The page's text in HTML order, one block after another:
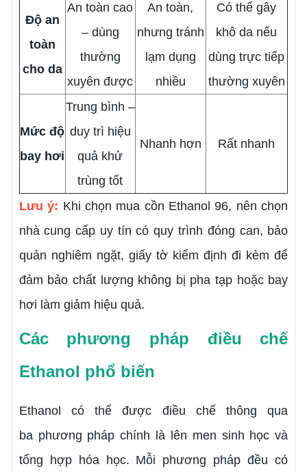
Độ an
toàn
cho da
An toàn cao
– dùng
thường
xuyên được
An toàn,
nhưng tránh
lạm dụng
nhiều
Có thể gây
khô da nếu
dùng trực tiếp
thường xuyên
Mức độ
bay hơi
Trung bình –
duy trì hiệu
quả khử
trùng tốt
Nhanh hơn Rất nhanh
Lưu ý: Khi chọn mua cồn Ethanol 96, nên chọn
nhà cung cấp uy tín có quy trình đóng can, bảo
quản nghiêm ngặt, giấy tờ kiểm định đi kèm để
đảm bảo chất lượng không bị pha tạp hoặc bay
hơi làm giảm hiệu quả.
Các phương pháp điều chế
Ethanol phổ biến
Ethanol
có thể được điều chế thông qua
ba phương pháp chính là lên men sinh học và
tổng hợp hóa học. Mỗi phương pháp đều có